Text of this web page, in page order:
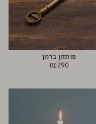
פותחן ברמן
₪290